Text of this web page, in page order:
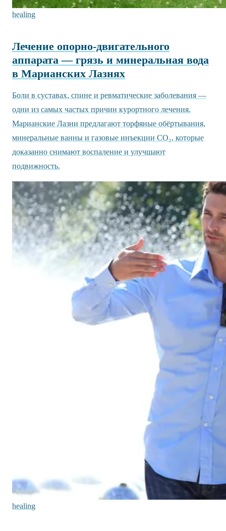
healing
Лечение опорно-двигательного
аппарата — грязь и минеральная вода
в Марианских Лазнях
Боли в суставах, спине и ревматические заболевания —
одни из самых частых причин курортного лечения.
Марианские Лазни предлагают торфяные обёртывания,
минеральные ванны и газовые инъекции CO₂, которые
доказанно снимают воспаление и улучшают
подвижность.
healing